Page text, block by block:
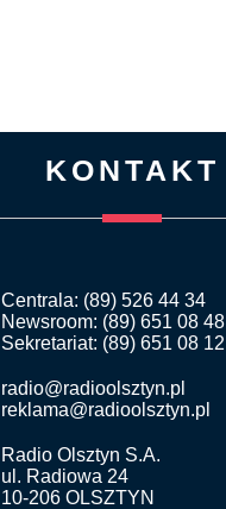
KONTAKT
Centrala: (89) 526 44 34
Newsroom: (89) 651 08 48
Sekretariat: (89) 651 08 12
radio@radioolsztyn.pl
reklama@radioolsztyn.pl
Radio Olsztyn S.A.
ul. Radiowa 24
10-206 OLSZTYN